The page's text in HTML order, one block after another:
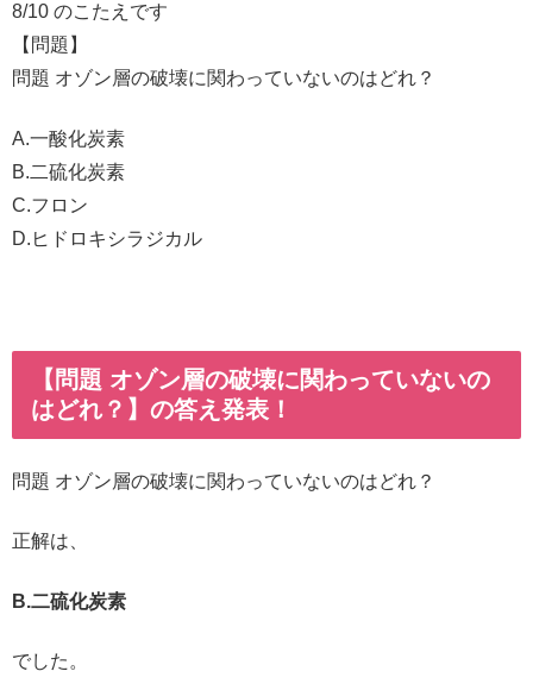
8/10 のこたえです
【問題】
問題 オゾン層の破壊に関わっていないのはどれ？
A.一酸化炭素
B.二硫化炭素
C.フロン
D.ヒドロキシラジカル
【問題 オゾン層の破壊に関わっていないの
はどれ？】の答え発表！
問題 オゾン層の破壊に関わっていないのはどれ？
正解は、
B.二硫化炭素
でした。